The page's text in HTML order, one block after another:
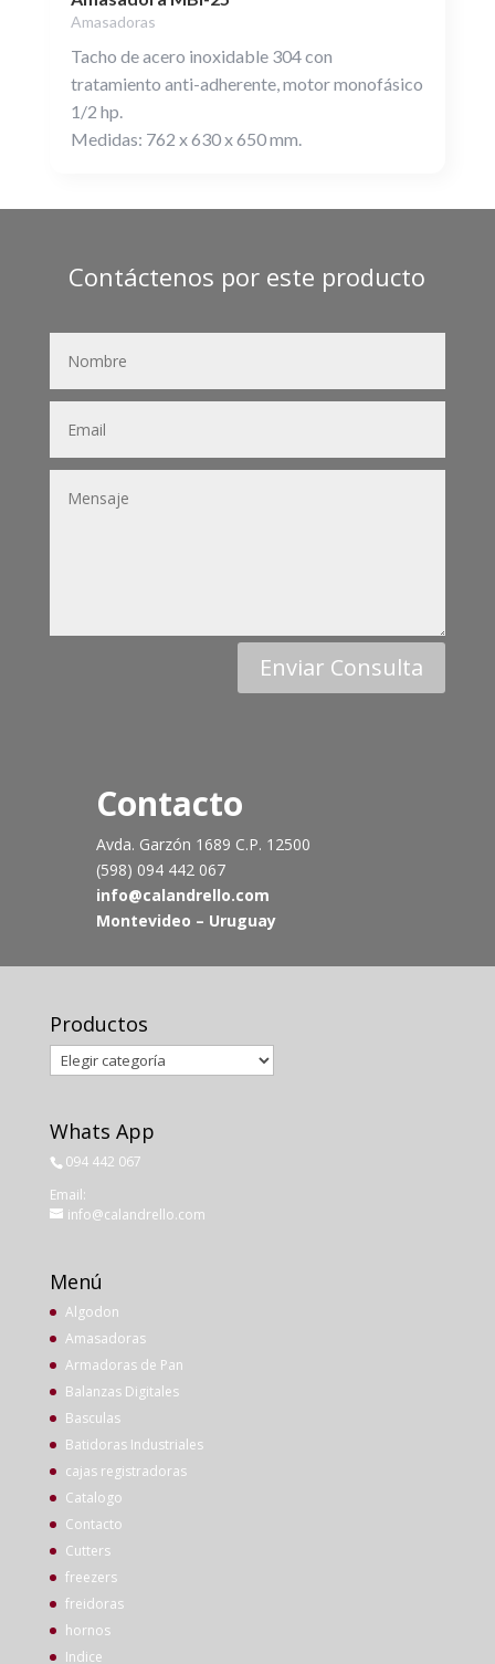
Amasadoras
Tacho de acero inoxidable 304 con
tratamiento anti-adherente, motor monofásico
1/2 hp.
Medidas: 762 x 630 x 650 mm.
Contáctenos por este producto
Enviar Consulta
Contacto
Avda. Garzón 1689 C.P. 12500
(598) 094 442 067
info@calandrello.com
Montevideo – Uruguay
Productos
Productos
Whats App
094 442 067
Email:
info@calandrello.com
Menú
Algodon
Amasadoras
Armadoras de Pan
Balanzas Digitales
Basculas
Batidoras Industriales
cajas registradoras
Catalogo
Contacto
Cutters
freezers
freidoras
hornos
Indice